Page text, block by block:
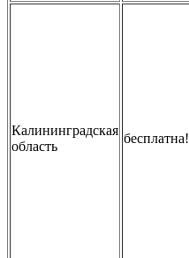
Калининградская
область
бесплатна!